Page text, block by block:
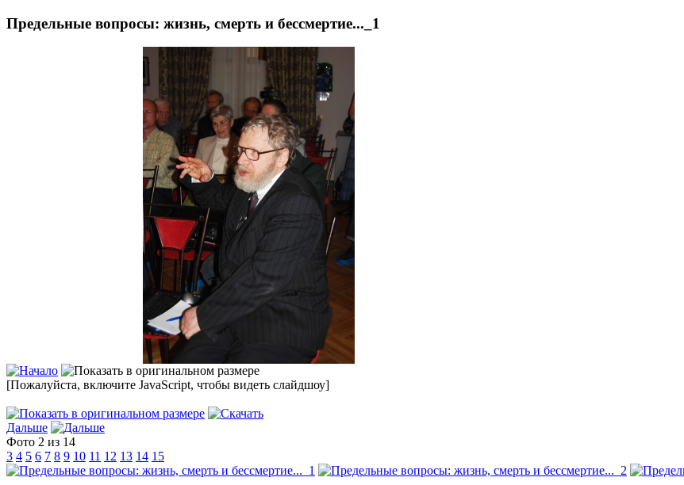
Предельные вопросы: жизнь, смерть и бессмертие..._1
[Пожалуйста, включите JavaScript, чтобы видеть слайдшоу]
Дальше
Фото 2 из 14
3 4 5 6 7 8 9 10 11 12 13 14 15